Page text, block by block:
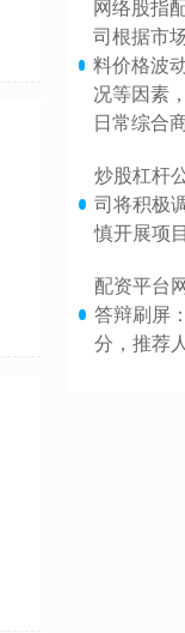
网络股指
司根据市
料价格波
况等因素
日常综合
炒股杠杆
司将积极
慎开展项
配资平台
答辩刷屏
分，推荐